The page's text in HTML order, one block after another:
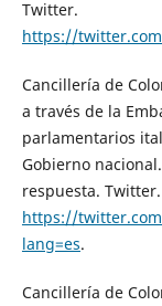
Twitter.
https://
Cancillería de
a través de la
parlamentarios
Gobierno
respuesta. Twitter.
https://
lang=es.
Cancillería de